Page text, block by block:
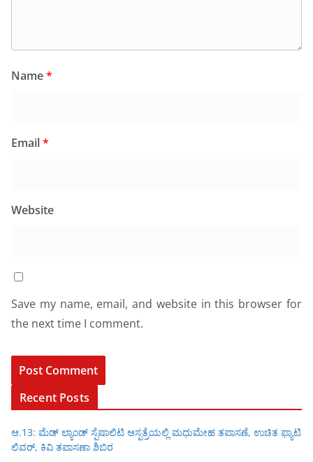
Name*
Email*
Website
Save my name, email, and website in this browser for
the next time I comment.
Recent Posts
ಆ.13: ಮೆಡ್ ಲ್ಯಾಂಡ್ ಸ್ಪೆಷಾಲಿಟಿ ಆಸ್ಪತ್ರೆಯಲ್ಲಿ ಮಧುಮೇಹ ತಪಾಸಣೆ, ಉಚಿತ ಫ್ಯಾಟಿ
ಲಿವರ್, ಕಿವಿ ತಪಾಸಣಾ ಶಿಬಿರ